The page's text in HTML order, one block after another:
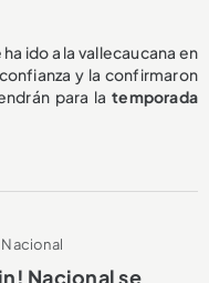
ido a la vallecaucana en
y la confirmaron
para latemporada
Nacional se